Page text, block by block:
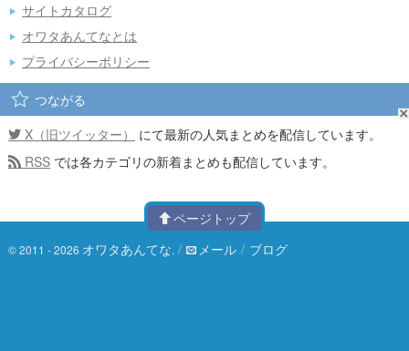
サイトカタログ
オワタあんてなとは
プライバシーポリシー
つながる
X（旧ツイッター）
にて最新の人気まとめを配信しています。
RSS では各カテゴリの新着まとめも配信しています。
ページトップ
© 2011 - 2026 オワタあんてな. / メール / ブログ